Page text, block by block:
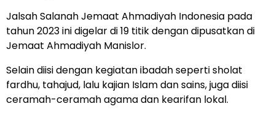
Jalsah Salanah Jemaat Ahmadiyah Indonesia pada
tahun 2023 ini digelar di 19 titik dengan dipusatkan di
Jemaat Ahmadiyah Manislor.
Selain diisi dengan kegiatan ibadah seperti sholat
fardhu, tahajud, lalu kajian Islam dan sains, juga diisi
ceramah-ceramah agama dan kearifan lokal.